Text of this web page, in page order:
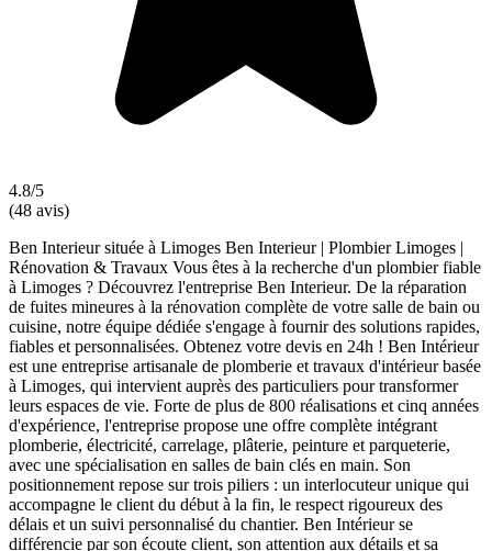
4.8/5
(48 avis)
Ben Interieur située à Limoges Ben Interieur | Plombier Limoges |
Rénovation & Travaux Vous êtes à la recherche d'un plombier fiable
à Limoges ? Découvrez l'entreprise Ben Interieur. De la réparation
de fuites mineures à la rénovation complète de votre salle de bain ou
cuisine, notre équipe dédiée s'engage à fournir des solutions rapides,
fiables et personnalisées. Obtenez votre devis en 24h ! Ben Intérieur
est une entreprise artisanale de plomberie et travaux d'intérieur basée
à Limoges, qui intervient auprès des particuliers pour transformer
leurs espaces de vie. Forte de plus de 800 réalisations et cinq années
d'expérience, l'entreprise propose une offre complète intégrant
plomberie, électricité, carrelage, plâterie, peinture et parqueterie,
avec une spécialisation en salles de bain clés en main. Son
positionnement repose sur trois piliers : un interlocuteur unique qui
accompagne le client du début à la fin, le respect rigoureux des
délais et un suivi personnalisé du chantier. Ben Intérieur se
différencie par son écoute client, son attention aux détails et sa